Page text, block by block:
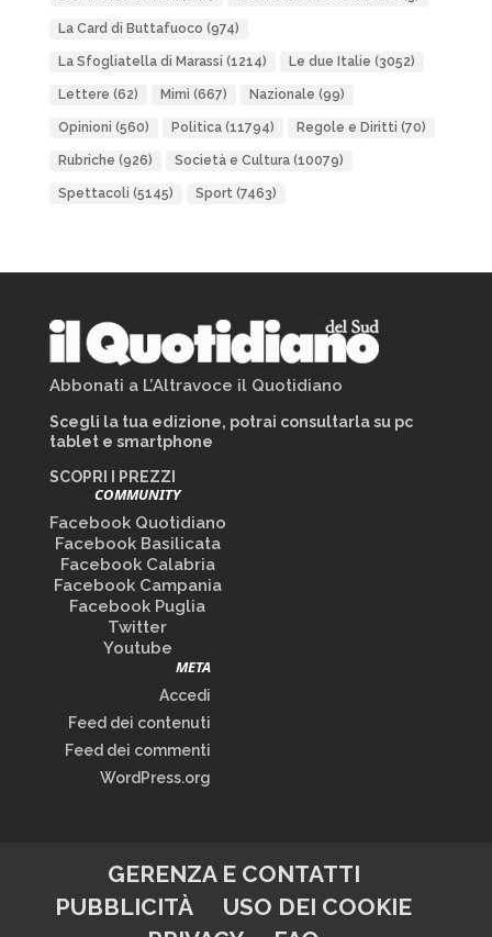
La Card di Buttafuoco (974)
La Sfogliatella di Marassi (1214) Le due Italie (3052)
Lettere (62) Mimì (667) Nazionale (99)
Opinioni (560) Politica(11794) Regole e Diritti (70)
Rubriche (926) Società e Cultura(10079)
Spettacoli (5145) Sport(7463)
Abbonati a L’Altravoce il Quotidiano
Scegli la tua edizione, potrai consultarla su pc
tablet e smartphone
SCOPRI I PREZZI
COMMUNITY
Facebook Quotidiano
Facebook Basilicata
Facebook Calabria
Facebook Campania
Facebook Puglia
Twitter
Youtube
META
Accedi
Feed dei contenuti
Feed dei commenti
WordPress.org
GERENZA E CONTATTI
PUBBLICITÀ
USO DEI COOKIE